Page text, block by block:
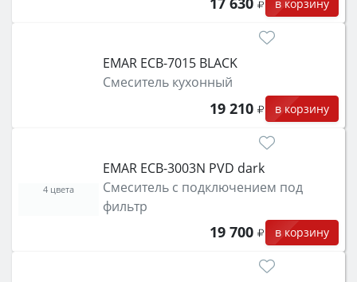
в корзину
EMAR ЕСB-7015 BLACK
Смеситель кухонный
19 210 в корзину
EMAR ECB-3003N PVD dark
Смеситель с подключением под
фильтр
19 700 в корзину
4 цвета